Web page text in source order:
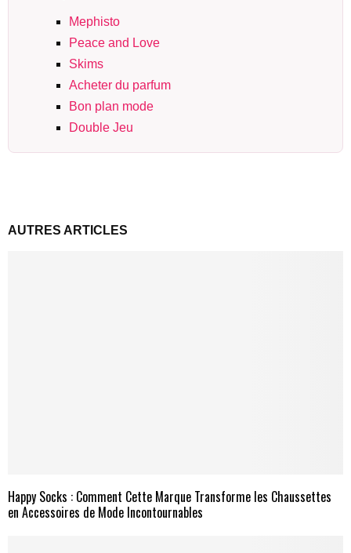
Mephisto
Peace and Love
Skims
Acheter du parfum
Bon plan mode
Double Jeu
AUTRES ARTICLES
Happy Socks : Comment Cette Marque Transforme les Chaussettes
en Accessoires de Mode Incontournables